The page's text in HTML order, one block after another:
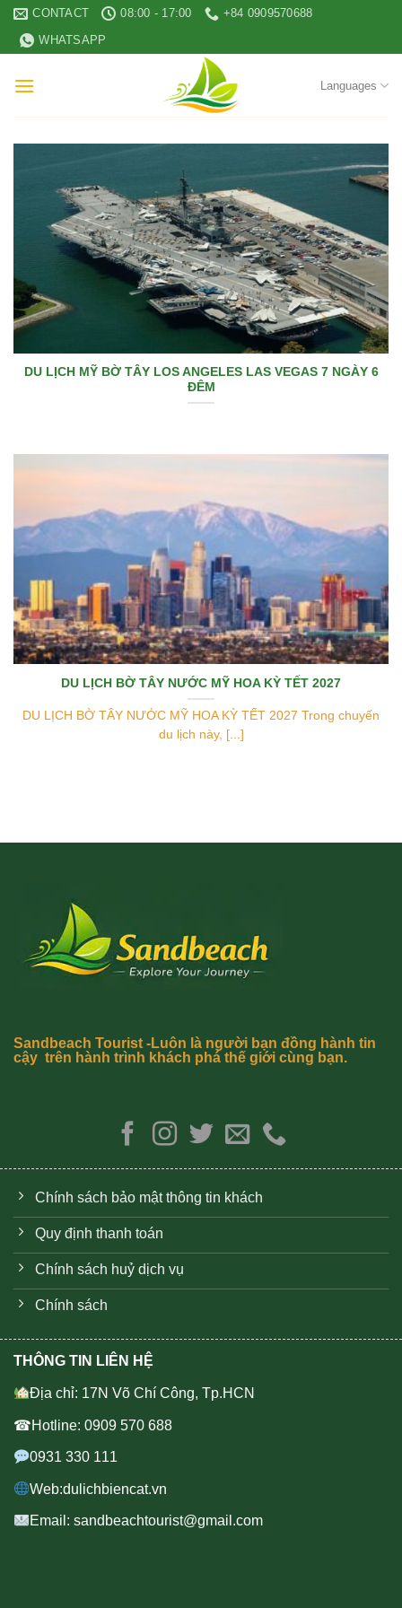
Skip
content
CONTACT 08:00 - 17:00
+84 0909570688
WHATSAPP
Languages
DU LỊCH MỸ BỜ TÂY LOS ANGELES LAS VEGAS 7 NGÀY 6
ĐÊM
DU LỊCH BỜ TÂY NƯỚC MỸ HOA KỲ TẾT 2027
DU LỊCH BỜ TÂY NƯỚC MỸ HOA KỲ TẾT 2027 Trong chuyến
du lịch này, [...]
Sandbeach Tourist -Luôn là người bạn đồng hành tin
cậy trên hành trình khách phá thế giới cùng bạn.
Chính sách bảo mật thông tin khách
Quy định thanh toán
Chính sách huỷ dịch vụ
Chính sách
THÔNG TIN LIÊN HỆ
Địa chỉ: 17N Võ Chí Công, Tp.HCN
☎Hotline: 0909 570 688
0931 330 111
Web:dulichbiencat.vn
Email: sandbeachtourist@gmail.com